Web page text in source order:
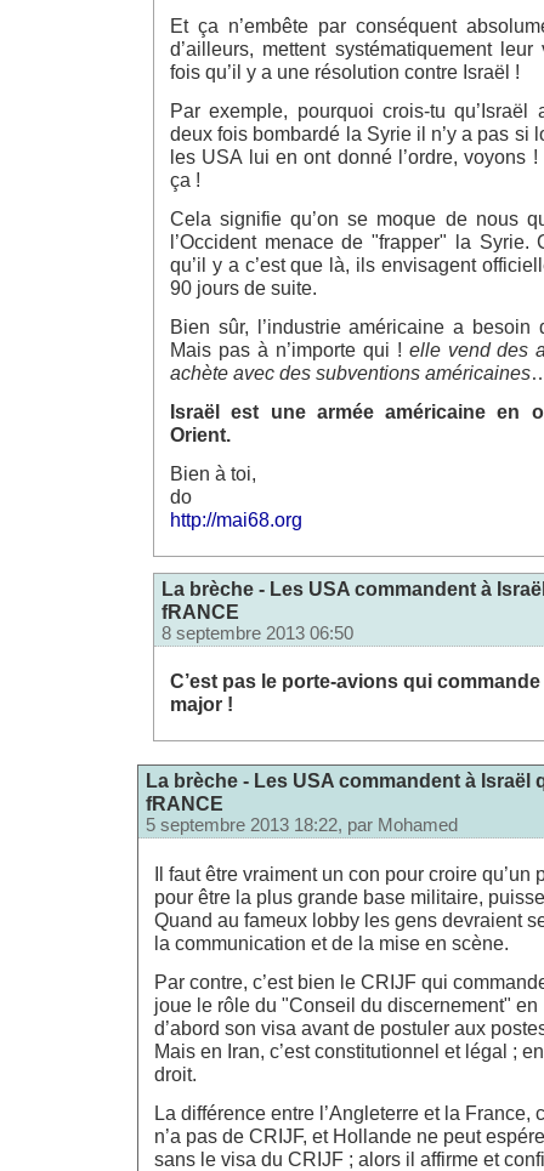
Et ça n’embête par conséquent
d’ailleurs, mettent systématiquement
fois qu’il y a une résolution contre Israël !
Par exemple, pourquoi crois-tu
deux fois bombardé la Syrie il n’y a pas si
les USA lui en ont donné l’ordre, voyons
ça !
Cela signifie qu’on se moque de nous
l’Occident menace de "frapper" la Syrie.
qu’il y a c’est que là, ils envisagent
90 jours de suite.
Bien sûr, l’industrie américaine a besoin
Mais pas à n’importe qui ! elle vend des
achète avec des subventions américaines
Israël est une armée américaine en
Orient.
Bien à toi,
do
http://mai68.org
La brèche - Les USA commandent à
fRANCE
8 septembre 2013 06:50
C’est pas le porte-avions qui commande
major !
La brèche - Les USA commandent à Israël
fRANCE
5 septembre 2013 18:22, par Mohamed
Il faut être vraiment un con pour croire qu’un
pour être la plus grande base militaire,
Quand au fameux lobby les gens devraient
la communication et de la mise en scène.
Par contre, c’est bien le CRIJF qui
joue le rôle du "Conseil du discernement" en
d’abord son visa avant de postuler aux
Mais en Iran, c’est constitutionnel et légal ;
droit.
La différence entre l’Angleterre et la France,
n’a pas de CRIJF, et Hollande ne peut
sans le visa du CRIJF ; alors il affirme et